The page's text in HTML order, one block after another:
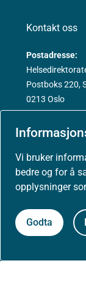
Vi bruker
bedre og for å
opplysninger
Godta
Kontakt oss
Postadresse:
Postboks 220,
0213 Oslo
Aktuelt
Nyheter